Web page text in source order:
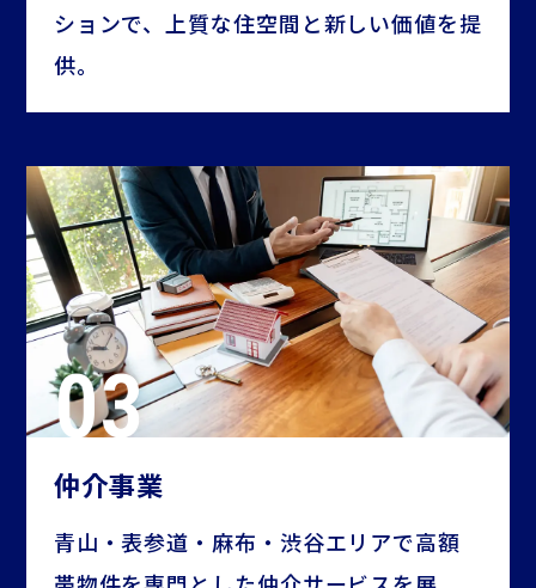
ションで、上質な住空間と新しい価値を提
供。
仲介事業
青山・表参道・麻布・渋谷エリアで高額